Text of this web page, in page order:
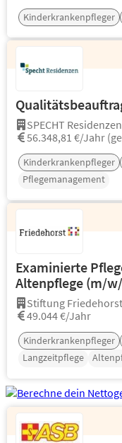
Kinderkrankenpfleger
SPECHT Residenzen
56.348,81 €/Jahr
Kinderkrankenpfleger
Pflegemanagement
Examinierte
Altenpflege (m/
Stiftung Friedehorst
49.044 €/Jahr
Kinderkrankenpfleger
Langzeitpflege